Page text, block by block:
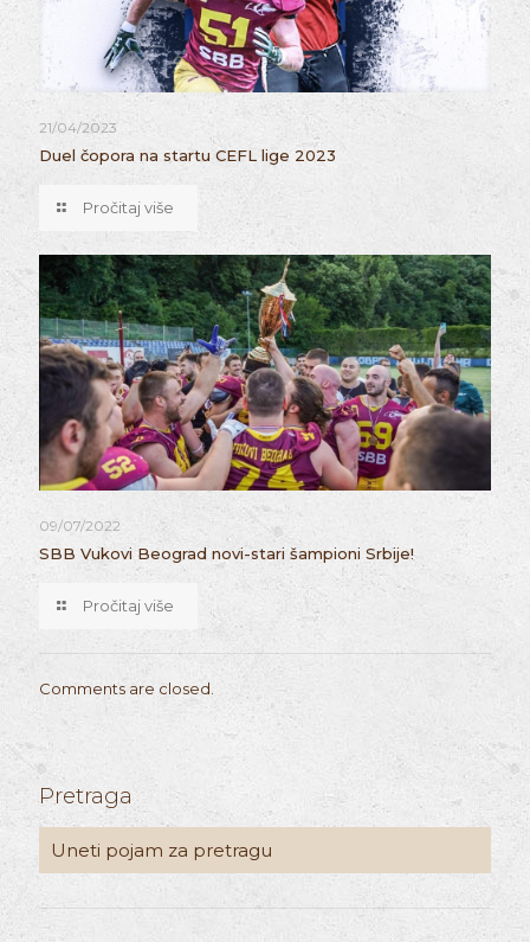
21/04/2023
Duel čopora na startu CEFL lige 2023
Pročitaj više
09/07/2022
SBB Vukovi Beograd novi-stari šampioni Srbije!
Pročitaj više
Comments are closed.
Pretraga